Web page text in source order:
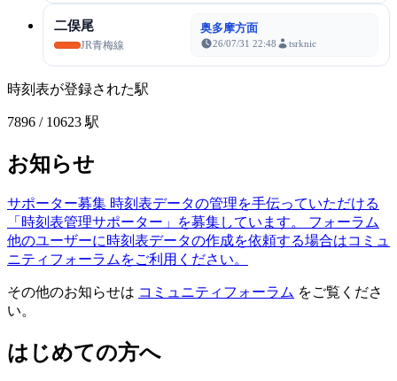
二俣尾
JR青梅線
奥多摩方面
26/07/31 22:48 tsrknic
時刻表が登録された駅
7896 / 10623 駅
お知らせ
サポーター募集 時刻表データの管理を手伝っていただける
「時刻表管理サポーター」を募集しています。
フォーラム
他のユーザーに時刻表データの作成を依頼する場合はコミュ
ニティフォーラムをご利用ください。
その他のお知らせは コミュニティフォーラム をご覧くださ
い。
はじめての方へ